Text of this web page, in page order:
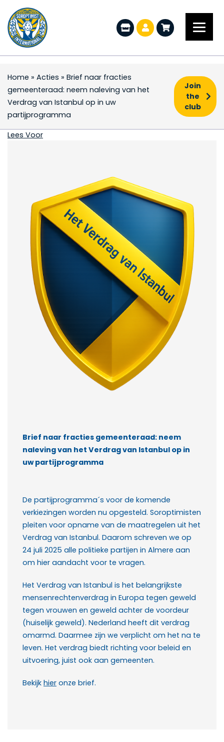
Home » Acties » Brief naar fracties
gemeenteraad: neem naleving van het
Verdrag van Istanbul op in uw
partijprogramma
Join
the
club
Brief naar fracties
Lees Voor
Brief naar fracties gemeenteraad: neem
naleving van het Verdrag van Istanbul op in
uw partijprogramma
De partijprogramma´s voor de komende
verkiezingen worden nu opgesteld. Soroptimisten
pleiten voor opname van de maatregelen uit het
Verdrag van Istanbul. Daarom schreven we op
24 juli 2025 alle politieke partijen in Almere aan
om hier aandacht voor te vragen.
Het Verdrag van Istanbul is het belangrijkste
mensenrechtenverdrag in Europa tegen geweld
tegen vrouwen en geweld achter de voordeur
(huiselijk geweld). Nederland heeft dit verdrag
omarmd. Daarmee zijn we verplicht om het na te
leven. Het verdrag biedt richting voor beleid en
uitvoering, juist ook aan gemeenten.
Bekijk hier onze brief.